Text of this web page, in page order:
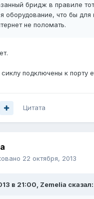
бридж в правиле
оборудование, что бы для
не поломать.
подключены к порту
Цитата
22 октября, 2013
в 21:00, Zemelia сказал: